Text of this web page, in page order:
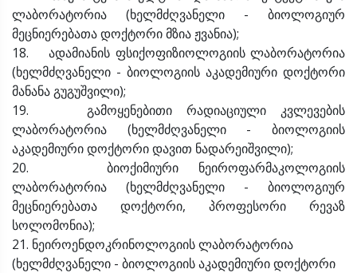
ლაბორატორია (ხელმძღვანელი - ბიოლოგიურ
მეცნიერებათა დოქტორი მზია ჟვანია);
18. ადამიანის ფსიქოფიზიოლოგიის ლაბორატორია
(ხელმძღვანელი - ბიოლოგიის აკადემიური დოქტორი
მანანა გუგუშვილი);
19. გამოყენებითი რადიაციული კვლევების
ლაბორატორია (ხელმძღვანელი - ბიოლოგიის
აკადემიური დოქტორი დავით ნადარეიშვილი);
20. ბიოქიმიური ნეიროფარმაკოლოგიის
ლაბორატორია (ხელმძღვანელი - ბიოლოგიურ
მეცნიერებათა დოქტორი, პროფესორი რევაზ
სოლომონია);
21. ნეიროენდოკრინოლოგიის ლაბორატორია
(ხელმძღვანელი - ბიოლოგიის აკადემიური დოქტორი